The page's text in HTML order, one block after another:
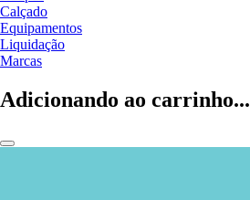
Calçado
Equipamentos
Liquidação
Marcas
Adicionando ao carrinho...